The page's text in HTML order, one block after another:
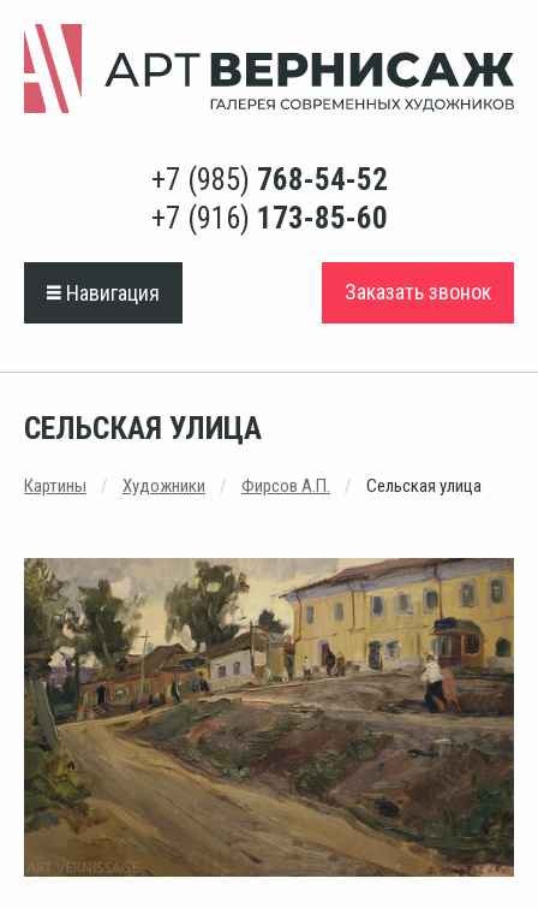
+7 (985) 768-54-52
+7 (916) 173-85-60
Навигация Заказать звонок
СЕЛЬСКАЯ УЛИЦА
Картины Художники Фирсов А.П. Сельская улица